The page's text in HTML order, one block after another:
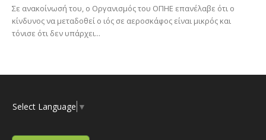
Σε ανακοίνωσή του, ο Οργανισμός του ΟΠΗΕ επανέλαβε ότι ο
κίνδυνος να μεταδοθεί ο ιός σε αεροσκάφος είναι μικρός και
τόνισε ότι δεν υπάρχει...
Select Language ▼